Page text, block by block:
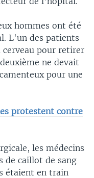
hommes ont été
L'un des patients
pour retirer
ne devait
pour une
protestent contre
les médecins
de caillot de sang
étaient en train